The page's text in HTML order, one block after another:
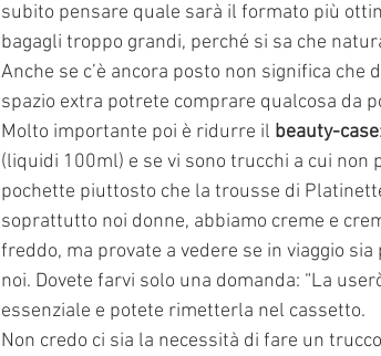
subito pensare quale sarà il formato più
bagagli troppo grandi, perché si sa che
Anche se c’è ancora posto non significa
spazio extra potrete comprare qualcosa da
Molto importante poi è ridurre il beauty-case
(liquidi 100ml) e se vi sono trucchi a cui
pochette piuttosto che la trousse di
soprattutto noi donne, abbiamo creme e
freddo, ma provate a vedere se in viaggio
noi. Dovete farvi solo una domanda: “La
essenziale e potete rimetterla nel cassetto.
Non credo ci sia la necessità di fare un